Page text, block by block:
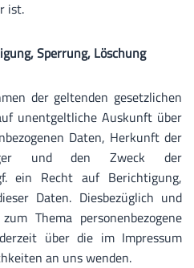
ist.
Sperrung, Löschung
der geltenden gesetzlichen
unentgeltliche Auskunft über
Daten, Herkunft der
und den Zweck der
ein Recht auf Berichtigung,
Daten. Diesbezüglich und
Thema personenbezogene
über die im Impressum
an uns wenden.